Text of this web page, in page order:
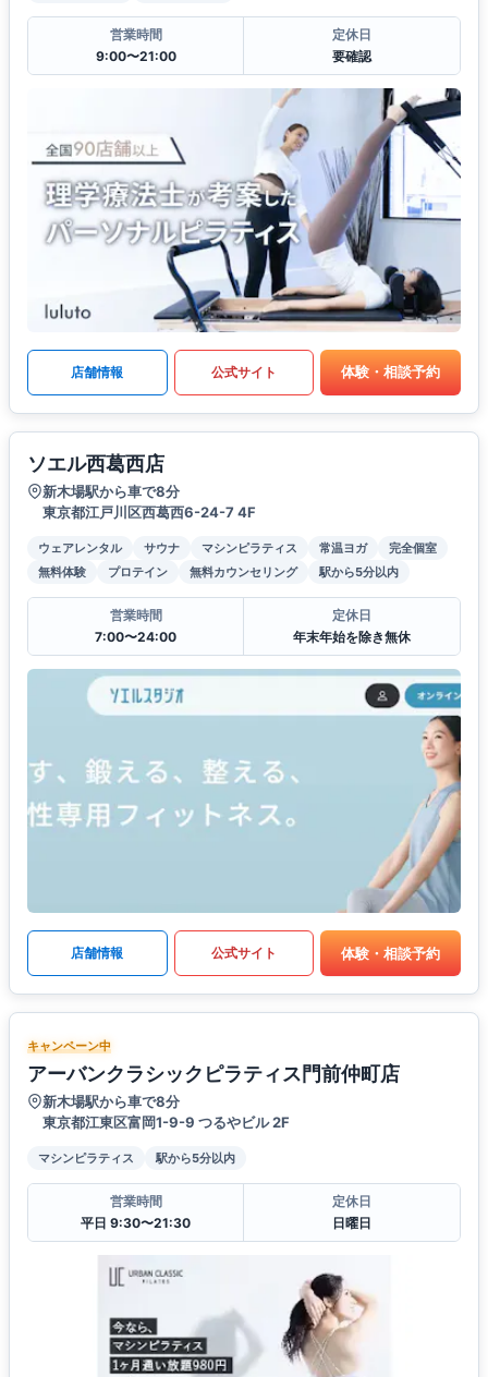
営業時間
9:00〜21:00
定休日
要確認
店舗情報 公式サイト 体験・相談予約
ソエル西葛西店
新木場駅から車で8分
東京都江戸川区西葛西6-24-7 4F
ウェアレンタル サウナ マシンピラティス 常温ヨガ
完全個室
無料体験
プロテイン 無料カウンセリング 駅から5分以内
営業時間
7:00〜24:00
定休日
年末年始を除き無休
店舗情報 公式サイト 体験・相談予約
キャンペーン中
アーバンクラシックピラティス門前仲町店
新木場駅から車で8分
東京都江東区富岡1-9-9 つるやビル 2F
マシンピラティス 駅から5分以内
営業時間
平日 9:30〜21:30
定休日
日曜日